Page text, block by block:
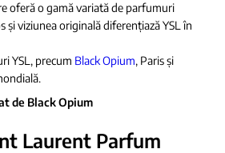
oferă o gamă variată de parfumuri
și viziunea originală diferențiază YSL în
YSL, precum Black Opium, Paris și
de Black Opium
Laurent Parfum